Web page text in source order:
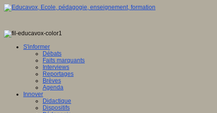
S'informer
Débats
Faits marquants
Interviews
Reportages
Brèves
Agenda
Innover
Didactique
Dispositifs